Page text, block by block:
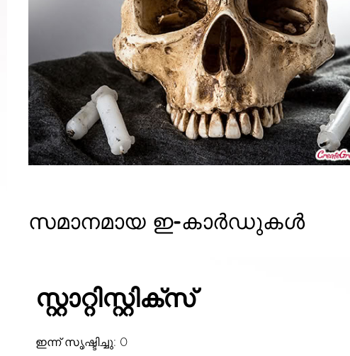
സമാനമായ ഇ-കാർഡുകൾ
സ്റ്റാറ്റിസ്റ്റിക്സ്
ഇന്ന് സൃഷ്ടിച്ചു: 0